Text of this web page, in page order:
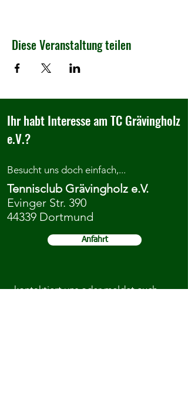
Diese Veranstaltung teilen
Ihr habt Interesse am TC Grävingholz
e.V.?
Besucht uns doch einfach,...
Tennisclub Grävingholz e.V.
Evinger Str. 390
44339 Dortmund
Anfahrt
...kontaktiert uns oder meldet euch